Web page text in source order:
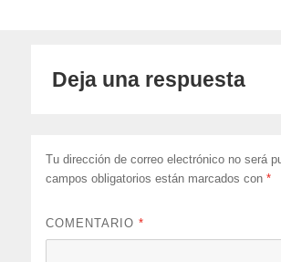
Deja una respuesta
Tu dirección de correo electrónico no será
campos obligatorios están marcados con*
COMENTARIO*